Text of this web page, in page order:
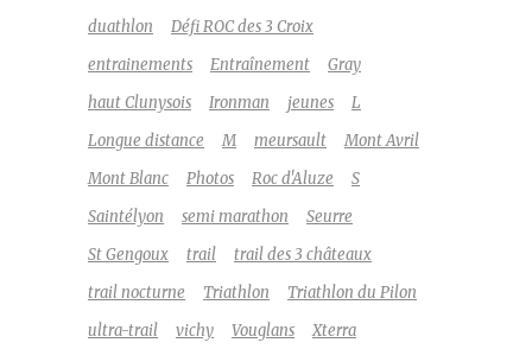
duathlon
Défi ROC des 3 Croix
entrainements
Entraînement
Gray
haut Clunysois
Ironman jeunes
L
Longue distance
M meursault
Mont Avril
Mont Blanc
Photos Roc d'Aluze
S
Saintélyon
semi marathon
Seurre
St Gengoux
trail
trail des 3 châteaux
trail nocturne
Triathlon
Triathlon du Pilon
ultra-trail
vichy Vouglans Xterra